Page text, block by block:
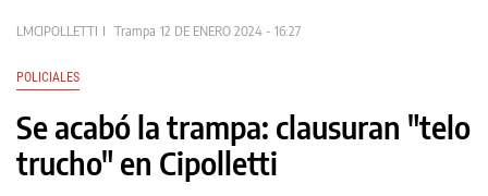
LMCIPOLLETTI Trampa 12 DE ENERO 2024 - 16:27
POLICIALES
Se acabó la trampa: clausuran "telo
trucho" en Cipolletti